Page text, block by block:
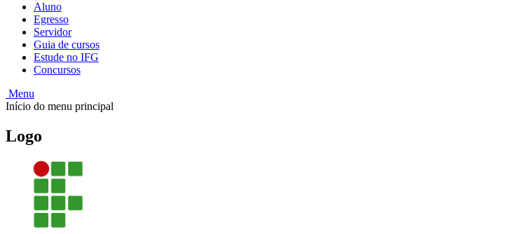
Aluno
Egresso
Servidor
Guia de cursos
Estude no IFG
Concursos
Menu
Início do menu principal
Logo